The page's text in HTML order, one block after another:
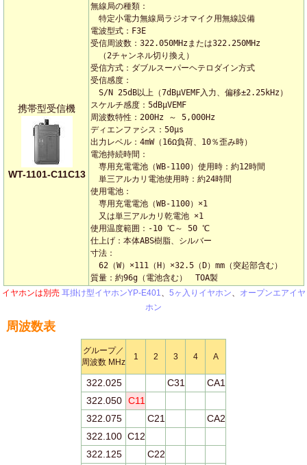
携帯型受信機
WT-1101-C11C13
無線局の種類：
特定小電力無線局ラジオマイク用無線設備
電波型式：F3E
受信周波数：322.050MHzまたは322.250MHz
（2チャンネル切り換え）
受信方式：ダブルスーパーヘテロダイン方式
受信感度：
S/N 25dB以上（7dBμVEMF入力、偏移±2.25kHz）
スケルチ感度：5dBμVEMF
周波数特性：200Hz ～ 5,000Hz
ディエンファシス：50μs
出力レベル：4mW（16Ω負荷、10％歪み時）
電池持続時間：
専用充電電池（WB-1100）使用時：約12時間
単三アルカリ電池使用時：約24時間
使用電池：
専用充電電池（WB-1100）×1
又は単三アルカリ乾電池 ×1
使用温度範囲：-10 ℃～ 50 ℃
仕上げ：本体ABS樹脂、シルバー
寸法：
62（W）×111（H）×32.5（D）mm（突起部含む）
質量：約96g（電池含む）　TOA製
イヤホンは別売 耳掛け型イヤホンYP-E401、 5ヶ入りイヤホン、
オープンエアイヤ
ホン
周波数表
グループ／
周波数 MHz
1 2 3 4 A
322.025 C31
CA1
322.050 C11
322.075
C21
CA2
322.100 C12
322.125
C22